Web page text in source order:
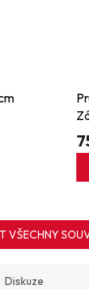
VŠECHNY
Diskuze